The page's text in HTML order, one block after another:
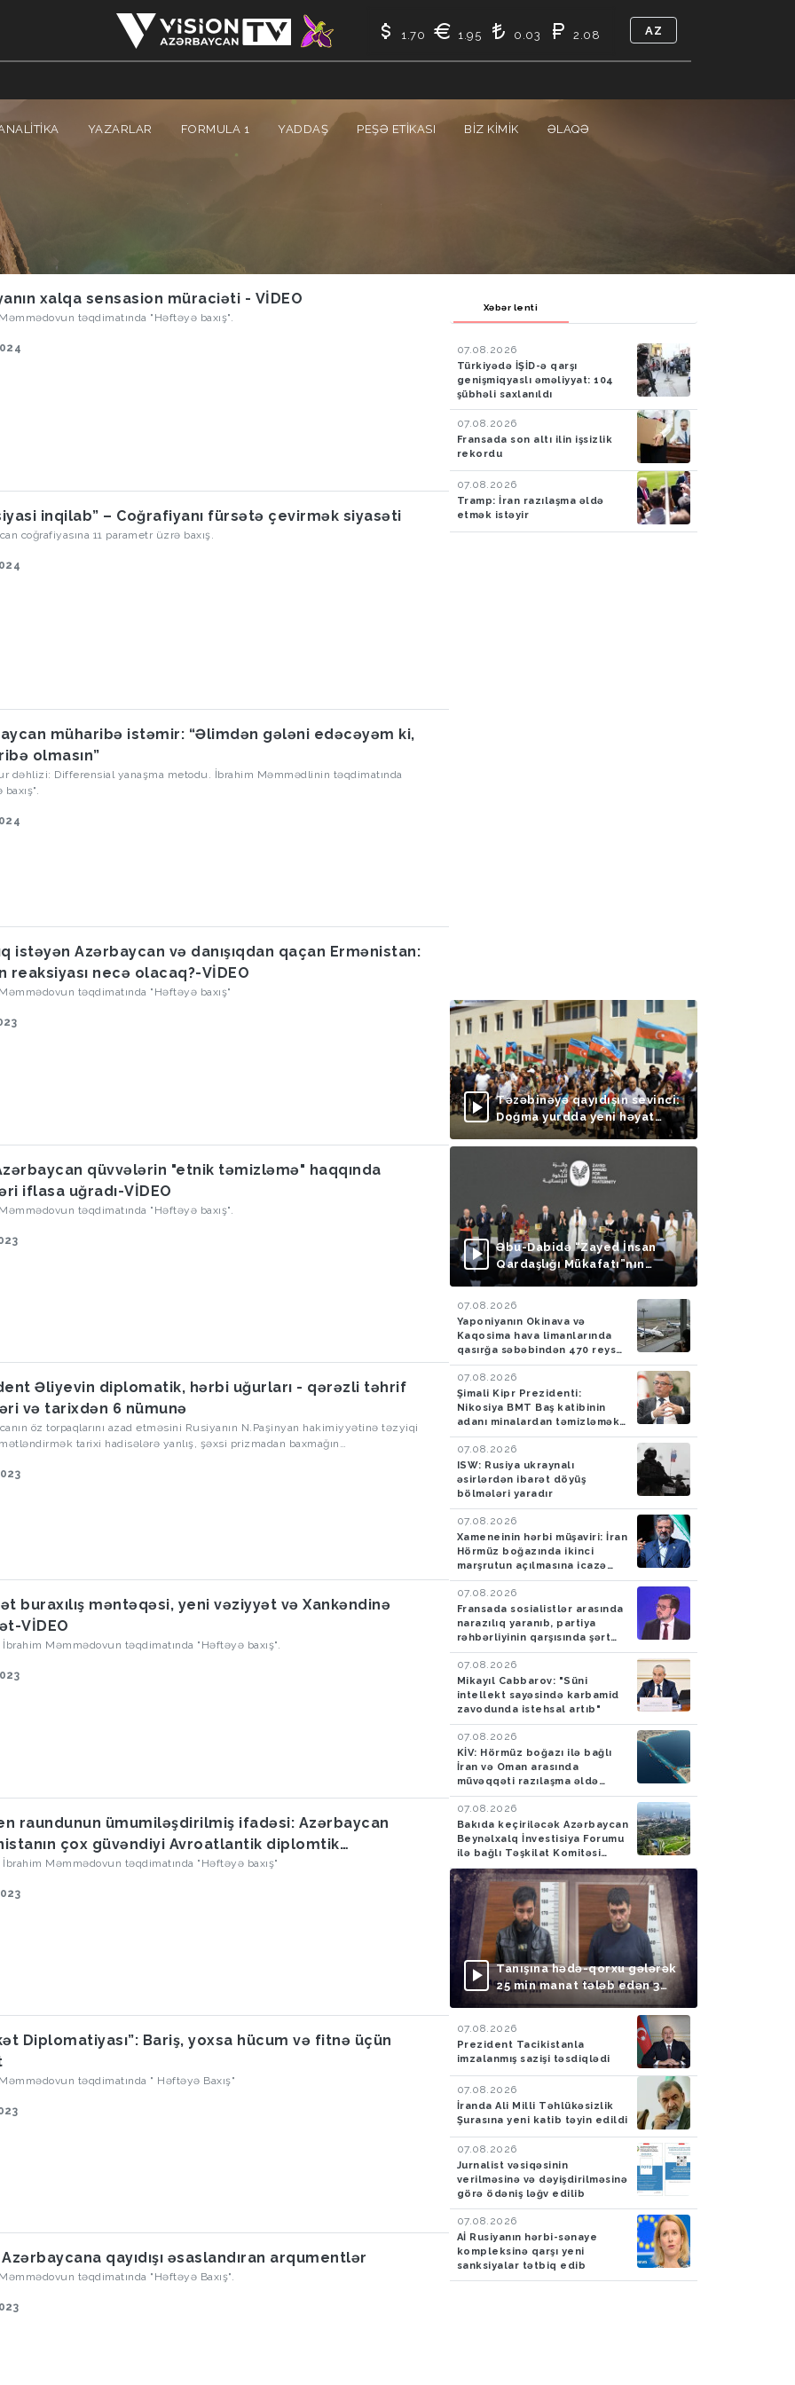
YAZARLAR FORMULA 1 YADDAŞ PEŞƏ ETIKASI BIZ KIMIK ƏLAQƏ
1.70 1.95 0.03 2.08 AZ
xalqa sensasion müraciəti - VİDEO
təqdimatında "Həftəyə baxış".
inqilab” – Coğrafiyanı fürsətə çevirmək siyasəti
coğrafiyasına 11 parametr üzrə baxış.
müharibə istəmir: “Əlimdən gələni edəcəyəm ki,
olmasın”
dəhlizi: Differensial yanaşma metodu. İbrahim Məmmədlinin təqdimatında
istəyən Azərbaycan və danışıqdan qaçan Ermənistan:
reaksiyası necə olacaq?-VİDEO
təqdimatında "Həftəyə baxış"
qüvvələrin "etnik təmizləmə" haqqında
iflasa uğradı-VİDEO
təqdimatında "Həftəyə baxış".
Əliyevin diplomatik, hərbi uğurları - qərəzli təhrif
və tarixdən 6 nümunə
öz torpaqlarını azad etməsini Rusiyanın N.Paşinyan hakimiyyətinə təzyiqi
tarixi hadisələrə yanlış, şəxsi prizmadan baxmağın
olunubsa, bu siyasətçinin situasiyanı doğru qiymətləndirməsi, yüksək
buraxılış məntəqəsi, yeni vəziyyət və Xankəndinə
VİDEO
İbrahim Məmmədovun təqdimatında "Həftəyə baxış".
raundunun ümumiləşdirilmiş ifadəsi: Azərbaycan
çox güvəndiyi Avroatlantik diplomtik
məğlub etdi
İbrahim Məmmədovun təqdimatında "Həftəyə baxış"
Diplomatiyası”: Bariş, yoxsa hücum və fitnə üçün
təqdimatında " Həftəyə Baxış"
qayıdışı əsaslandıran arqumentlər
təqdimatında "Həftəyə Baxış".
Xəbər lenti
07.08.2026
Türkiyədə İŞİD-ə qarşı
genişmiqyaslı əməliyyat: 104
şübhəli saxlanıldı
07.08.2026
Fransada son altı ilin işsizlik
rekordu
07.08.2026
Tramp: İran razılaşma əldə
etmək istəyir
Təzəbinəyə qayıdışın sevinci:
Doğma yurdda yeni həyat
başlayır
Əbu-Dabidə “Zayed İnsan
Qardaşlığı Mükafatı”nın
təqdimolunma mərasimi
07.08.2026
Yaponiyanın Okinava və
Kaqosima hava limanlarında
qasırğa səbəbindən 470 reys
ləğv edilib
07.08.2026
Şimali Kipr Prezidenti:
Nikosiya BMT Baş katibinin
adanı minalardan təmizləmək
təklifini rədd edib
07.08.2026
ISW: Rusiya ukraynalı
əsirlərdən ibarət döyüş
bölmələri yaradır
07.08.2026
Xameneinin hərbi müşaviri: İran
Hörmüz boğazında ikinci
marşrutun açılmasına icazə
verməyəcək
07.08.2026
Fransada sosialistlər arasında
narazılıq yaranıb, partiya
rəhbərliyinin qarşısında şərt
qoyulub
07.08.2026
Mikayıl Cabbarov: "Süni
intellekt sayəsində karbamid
zavodunda istehsal artıb"
07.08.2026
KİV: Hörmüz boğazı ilə bağlı
İran və Oman arasında
müvəqqəti razılaşma əldə
olunub
07.08.2026
Bakıda keçiriləcək Azərbaycan
Beynəlxalq İnvestisiya Forumu
ilə bağlı Təşkilat Komitəsi
yaradılıb
Tanışına hədə-qorxu gələrək
25 min manat tələb edən 3
nəfər saxlanılıb
07.08.2026
Prezident Tacikistanla
imzalanmış sazişi təsdiqlədi
07.08.2026
İranda Ali Milli Təhlükəsizlik
Şurasına yeni katib təyin edildi
07.08.2026
Jurnalist vəsiqəsinin
verilməsinə və dəyişdirilməsinə
görə ödəniş ləğv edilib
07.08.2026
Aİ Rusiyanın hərbi-sənaye
kompleksinə qarşı yeni
sanksiyalar tətbiq edib